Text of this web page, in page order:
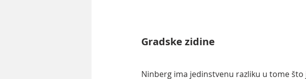
Gradske zidine
Ninberg ima jedinstvenu razliku u tome